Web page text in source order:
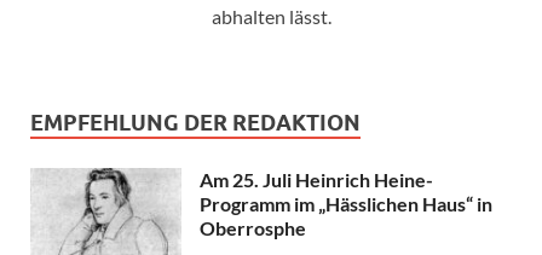
abhalten lässt.
EMPFEHLUNG DER REDAKTION
Am 25. Juli Heinrich Heine-
Programm im „Hässlichen Haus“ in
Oberrosphe